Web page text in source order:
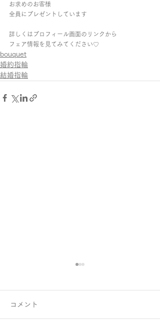
お求めのお客様
全員にプレゼントしています
詳しくはプロフィール画面のリンクから
フェア情報を見てみてください♡
bouquet
婚約指輪
結婚指輪
コメント